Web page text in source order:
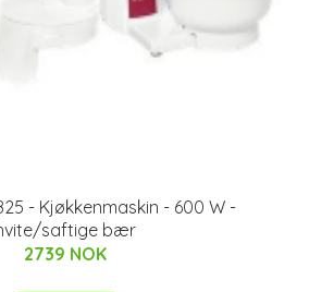
- Kjøkkenmaskin - 600 W -
saftige bær
2739 NOK